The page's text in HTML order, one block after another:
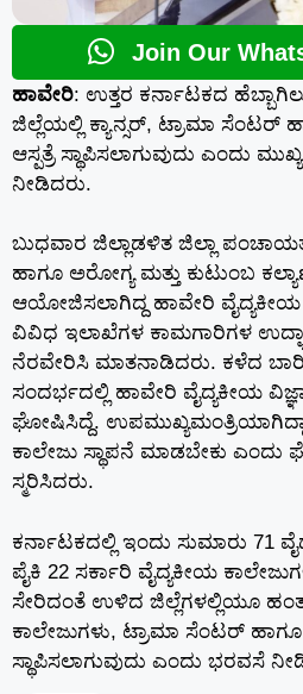
Join Our
ಹಾವೇರಿ: ಉತ್ತರ ಕರ್ನಾಟಕದ
ಜಿಲ್ಲೆಯಲ್ಲಿ ಕ್ಯಾನ್ಸರ್, ಟ್ರಾಮಾ ಸೆಂಟರ್
ಆಸ್ಪತ್ರೆ ಸ್ಥಾಪಿಸಲಾಗುವುದು ಎಂದು
ನೀಡಿದರು.
ಬುಧವಾರ ಜಿಲ್ಲಾಡಳಿತ ಜಿಲ್ಲಾ
ಹಾಗೂ ಅರೋಗ್ಯ ಮತ್ತು ಕುಟುಂಬ
ಆಯೋಜಿಸಲಾಗಿದ್ದ ಹಾವೇರಿ
ವಿವಿಧ ಇಲಾಖೆಗಳ ಕಾಮಗಾರಿಗಳ
ನೆರವೇರಿಸಿ ಮಾತನಾಡಿದರು. ಕಳೆದ ಬಾರಿ
ಸಂದರ್ಭದಲ್ಲಿ ಹಾವೇರಿ ವೈದ್ಯಕೀಯ
ಘೋಷಿಸಿದ್ದೆ.
ಕಾಲೇಜು ಸ್ಥಾಪನೆ ಮಾಡಬೇಕು
ಸ್ಮರಿಸಿದರು.
ಕರ್ನಾಟಕದಲ್ಲಿ ಇಂದು ಸುಮಾರು 71
ಪೈಕಿ 22 ಸರ್ಕಾರಿ ವೈದ್ಯಕೀಯ
ಸೇರಿದಂತೆ ಉಳಿದ ಜಿಲ್ಲೆಗಳಲ್ಲಿಯೂ
ಕಾಲೇಜುಗಳು, ಟ್ರಾಮಾ ಸೆಂಟರ್
ಸ್ಥಾಪಿಸಲಾಗುವುದು ಎಂದು ಭರವಸೆ